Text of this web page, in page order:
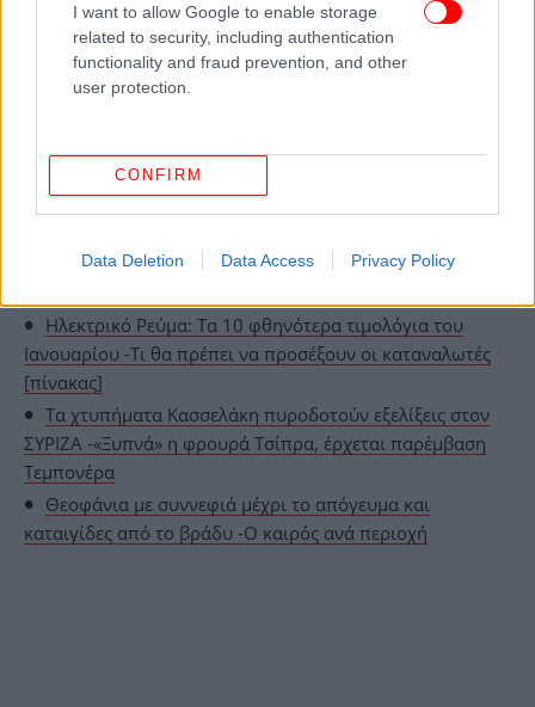
I want to allow Google to enable storage
related to security, including authentication
functionality and fraud prevention, and other
user protection.
CONFIRM
Data Deletion Data Access Privacy Policy
Μία ημέρα αργότερα θα πραγματοποιηθούν
προκριματικές εκλογές σε σειρά πολιτειών,
ανάμεσά τους το Τέξας, η Καλιφόρνια, το Κολοράντο
και το Μέιν. Οι δύο τελευταίες πολιτείες έχουν
Ρεπουμπλικάνων.
ΑΠΕ-ΜΠΕ
Ηλεκτρικό Ρεύμα: Τα 10 φθηνότερα τιμολόγια του
Ιανουαρίου -Τι θα πρέπει να προσέξουν οι καταναλωτές
[πίνακας]
Τα χτυπήματα Κασσελάκη πυροδοτούν εξελίξεις στον
ΣΥΡΙΖΑ -«Ξυπνά» η φρουρά Τσίπρα, έρχεται παρέμβαση
Τεμπονέρα
Θεοφάνια με συννεφιά μέχρι το απόγευμα και
καταιγίδες από το βράδυ -Ο καιρός ανά περιοχή